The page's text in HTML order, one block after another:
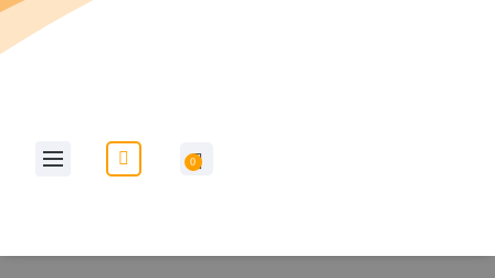
به وب سایت مجتمع انفورماتیک ایرانیان خوش آمدید...
0